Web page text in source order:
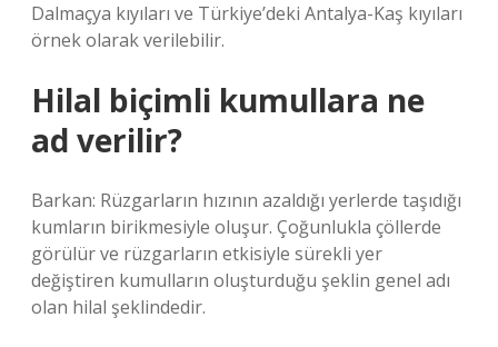
Dalmaçya kıyıları ve Türkiye’deki Antalya-Kaş kıyıları
örnek olarak verilebilir.
Hilal biçimli kumullara ne
ad verilir?
Barkan: Rüzgarların hızının azaldığı yerlerde taşıdığı
kumların birikmesiyle oluşur. Çoğunlukla çöllerde
görülür ve rüzgarların etkisiyle sürekli yer
değiştiren kumulların oluşturduğu şeklin genel adı
olan hilal şeklindedir.